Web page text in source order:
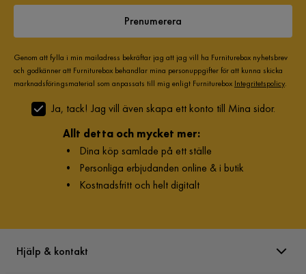
Prenumerera
Genom att fylla i min mailadress bekräftar jag att jag vill ha Furniturebox nyhetsbrev
och godkänner att Furniturebox behandlar mina personuppgifter för att kunna skicka
marknadsföringsmaterial som anpassats till mig enligt Furniturebox Integritetspolicy.
Ja, tack! Jag vill även skapa ett konto till Mina sidor.
Allt detta och mycket mer:
• Dina köp samlade på ett ställe
• Personliga erbjudanden online & i butik
• Kostnadsfritt och helt digitalt
Hjälp & kontakt